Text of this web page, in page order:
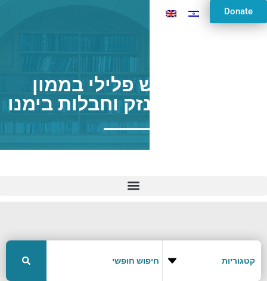
Donate
המרת עונש פלילי בממון
והיכולת לדון נזק וחבלות בימנו